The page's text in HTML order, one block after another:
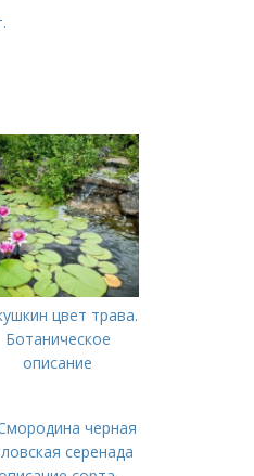
цвет трава.
Ботаническое
описание